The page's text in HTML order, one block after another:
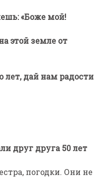
«Боже мой!
этой земле от
лет, дай нам радости
друг друга 50 лет
погодки. Они не